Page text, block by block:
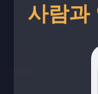
사람과